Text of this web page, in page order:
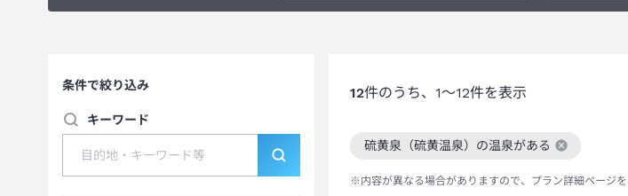
条件で絞り込み
キーワード
12件のうち、 1～12件を表示
硫黄泉（硫黄温泉）の温泉がある
この絞り込み条件を解除
※内容が異なる場合がありますので、プラン詳細ページ